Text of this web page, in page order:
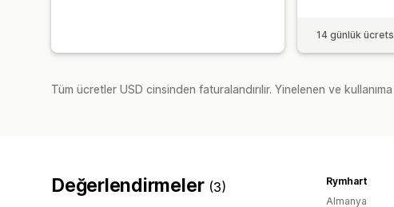
14 günlük
Tüm ücretler USD cinsinden faturalandırılır. Yinelenen ve
Değerlendirmeler (3)
Rymhart
Almanya